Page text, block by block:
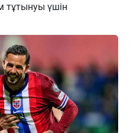
тұтынуы үшін